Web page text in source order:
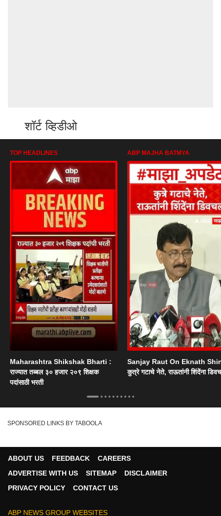
शॉर्ट व्हिडीओ
TOP HEADLINES
Maharashtra Shikshak Bharti :
राज्यात तब्बल ३० हजार २०९ शिक्षक
पदांसाठी भरती
ABP MAJHA BATMYA
Sanjay Raut On Eknath
कुत्रे गटाचे नेते, राऊतांनी शिंदेंना
SPONSORED LINKS BY TABOOLA
ABOUT US FEEDBACK
CAREERS
ADVERTISE WITH US
SITEMAP
DISCLAIMER
PRIVACY POLICY
CONTACT US
ABP NEWS GROUP WEBSITES